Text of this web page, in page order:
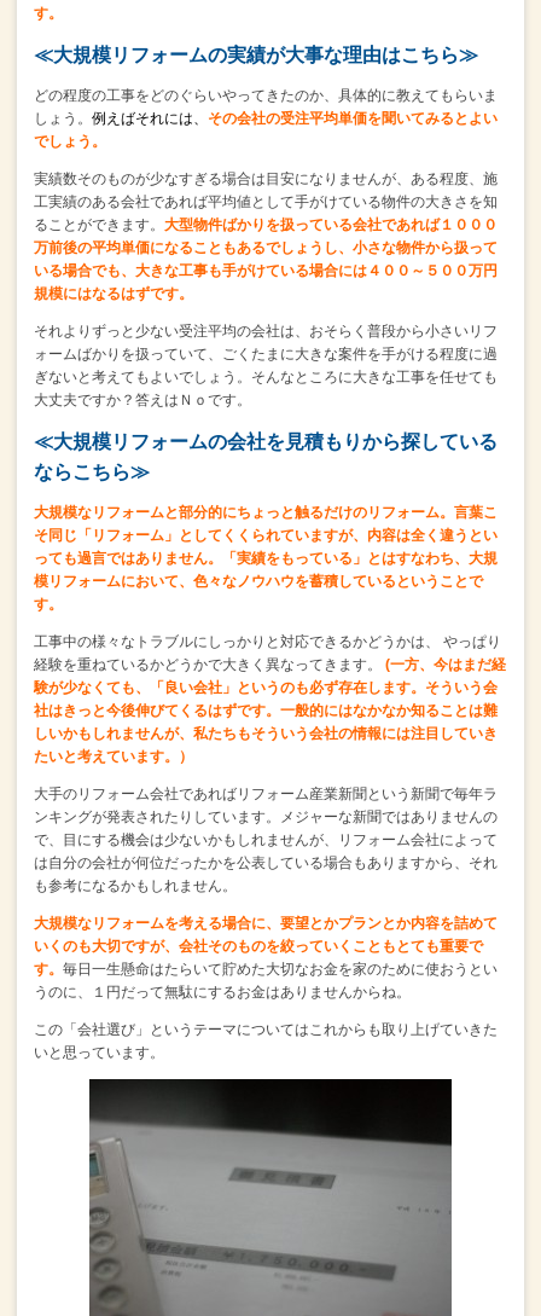
す。
≪大規模リフォームの実績が大事な理由はこちら≫
どの程度の工事をどのぐらいやってきたのか、具体的に教えてもらいま
しょう。 例えばそれには、 その会社の受注平均単価を聞いてみるとよい
でしょう。
実績数そのものが少なすぎる場合は目安になりませんが、 ある程度、施
工実績のある会社であれば平均値として手がけている物件の大きさを知
ることができます。 大型物件ばかりを扱っている会社であれば１０００
万前後の平均単価になることもあるでしょうし、 小さな物件から扱って
いる場合でも、大きな工事も手がけている場合には４００～５００万円
規模にはなるはずです。
それよりずっと少ない受注平均の会社は、 おそらく普段から小さいリフ
ォームばかりを扱っていて、
ごくたまに大きな案件を手がける程度に過
ぎないと考えてもよいでしょう。 そんなところに大きな工事を任せても
大丈夫ですか？答えはＮｏです。
≪大規模リフォームの会社を見積もりから探している
ならこちら≫
大規模なリフォームと部分的にちょっと触るだけのリフォーム。 言葉こ
そ同じ「リフォーム」としてくくられていますが、 内容は全く違うとい
っても過言ではありません。
「実績をもっている」とはすなわち、 大規
模リフォームにおいて、色々なノウハウを蓄積しているということで
す。
工事中の様々なトラブルにしっかりと対応できるかどうかは、
やっぱり
経験を重ねているかどうかで大きく異なってきます。
(一方、今はまだ経
験が少なくても、「良い会社」というのも必ず存在します。 そういう会
社はきっと今後伸びてくるはずです。 一般的にはなかなか知ることは難
しいかもしれませんが、 私たちもそういう会社の情報には注目していき
たいと考えています。）
大手のリフォーム会社であればリフォーム産業新聞という新聞で毎年ラ
ンキングが発表されたりしています。
メジャーな新聞ではありませんの
で、目にする機会は少ないかもしれませんが、
リフォーム会社によって
は自分の会社が何位だったかを公表している場合もありますから、 それ
も参考になるかもしれません。
大規模なリフォームを考える場合に、 要望とかプランとか内容を詰めて
いくのも大切ですが、 会社そのものを絞っていくこともとても重要で
す。 毎日一生懸命はたらいて貯めた大切なお金を家のために使おうとい
うのに、
１円だって無駄にするお金はありませんからね。
この「会社選び」というテーマについては これからも取り上げていきた
いと思っています。